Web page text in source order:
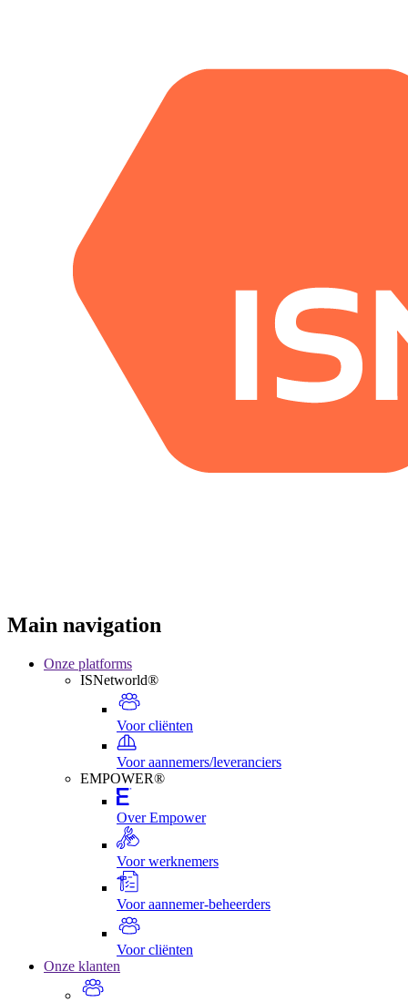
Main navigation
Onze platforms
ISNetworld®
Voor cliënten
Voor aannemers/leveranciers
EMPOWER®
Over Empower
Voor werknemers
Voor aannemer-beheerders
Voor cliënten
Onze klanten